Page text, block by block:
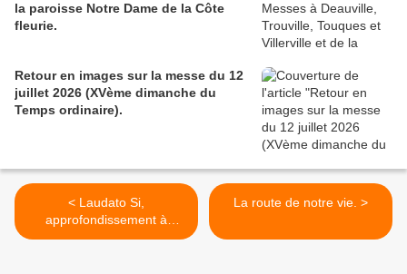
la paroisse Notre Dame de la Côte
fleurie.
Retour en images sur la messe du 12
juillet 2026 (XVème dimanche du
Temps ordinaire).
< Laudato Si,
approfondissement à
l'occasion de la Saison de
La route de notre vie. >